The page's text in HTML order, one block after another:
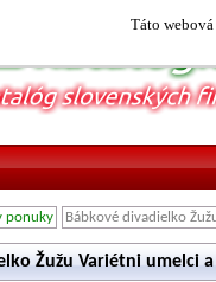
Táto
ponuky Bábkové divadielko
Žužu Variétni umelci a